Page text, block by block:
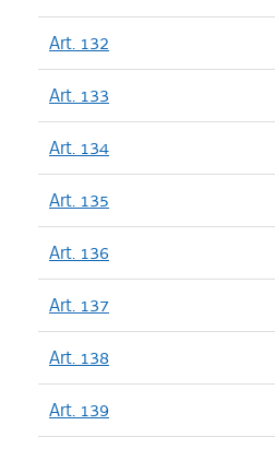
Art. 132
Art. 133
Art. 134
Art. 135
Art. 136
Art. 137
Art. 138
Art. 139